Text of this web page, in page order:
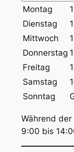
u
c
e
n
Montag
Dienstag
Mittwoch
Donnerstag
Freitag
Samstag
Sonntag
Während
9:00 bis